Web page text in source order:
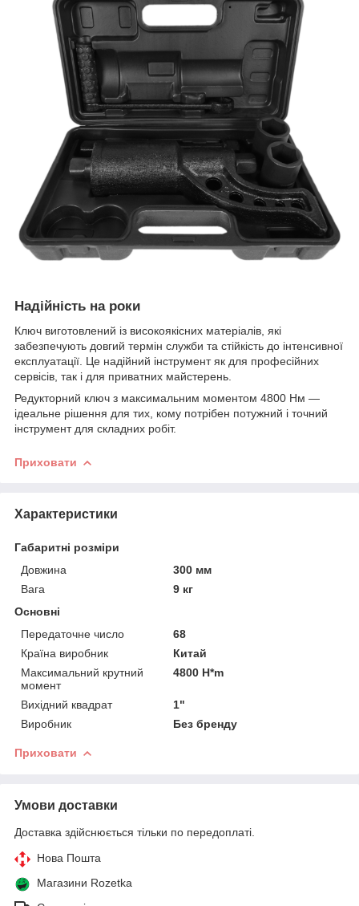
Надійність на роки
Ключ виготовлений із високоякісних матеріалів, які
забезпечують довгий термін служби та стійкість до інтенсивної
експлуатації. Це надійний інструмент як для професійних
сервісів, так і для приватних майстерень.
Редукторний ключ з максимальним моментом 4800 Нм —
ідеальне рішення для тих, кому потрібен потужний і точний
інструмент для складних робіт.
Приховати
Характеристики
Габаритні розміри
Довжина
300 мм
Вага
9 кг
Основні
Передаточне число
68
Країна виробник
Китай
Максимальний крутний
момент
4800 H*m
Вихідний квадрат
1"
Виробник
Без бренду
Приховати
Умови доставки
Доставка здійснюється тільки по передоплаті.
Нова Пошта
Магазини Rozetka